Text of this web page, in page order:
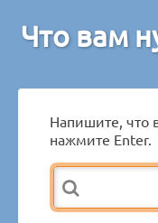
Что вам
Напишите, что
нажмите Enter.